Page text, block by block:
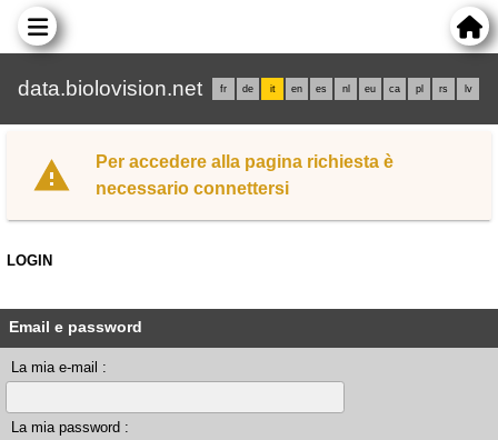
data.biolovision.net fr de it en es nl eu ca pl rs lv
Per accedere alla pagina richiesta è
necessario connettersi
LOGIN
Email e password
La mia e-mail :
La mia password :